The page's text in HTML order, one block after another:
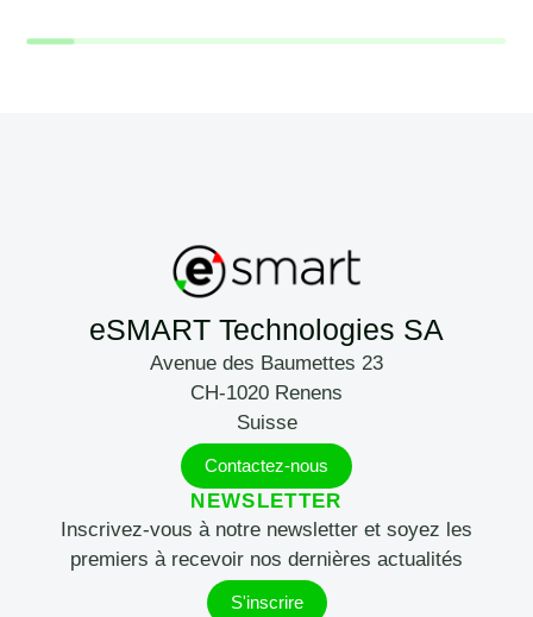
eSMART Technologies SA
Avenue des Baumettes 23
CH-1020 Renens
Suisse
Contactez-nous
NEWSLETTER
Inscrivez-vous à notre newsletter et soyez les
premiers à recevoir nos dernières actualités
S'inscrire